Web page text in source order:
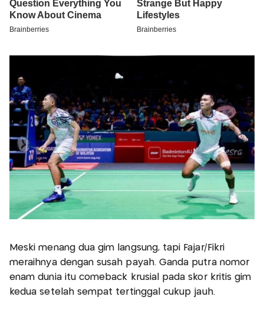
Meski menang dua gim langsung, tapi Fajar/Fikri
meraihnya dengan susah payah. Ganda putra nomor
enam dunia itu comeback krusial pada skor kritis gim
kedua setelah sempat tertinggal cukup jauh.